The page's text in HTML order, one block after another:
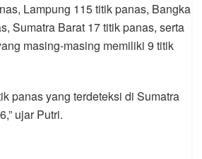
Lampung 115 titik panas, Bangka
Sumatra Barat 17 titik panas, serta
masing-masing memiliki 9 titik
panas yang terdeteksi di Sumatra
ujar Putri.